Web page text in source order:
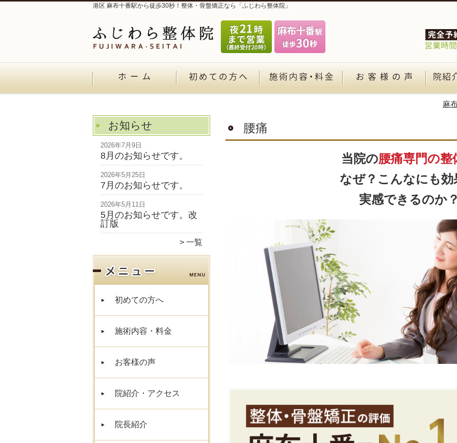
港区 麻布十番駅から徒歩30秒！整体・骨盤矯正なら「ふじわら整体院」
麻
お知らせ
2026年7月9日
8月のお知らせです。
2026年5月25日
7月のお知らせです。
2026年5月11日
5月のお知らせです。改
訂版
一覧
初めての方へ
施術内容・料金
お客様の声
院紹介・アクセス
院長紹介
腰痛
当院の腰痛専門の整
なぜ？こんなにも効
実感できるのか